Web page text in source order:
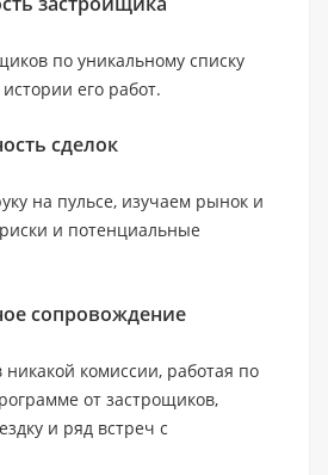
от 1 922 000 AED.
с 1 спальней и 2
922 000 AED.
покупка на этапе
передача объекта — II
по уникальному списку
его работ.
сделок
на пульсе, изучаем рынок и
и потенциальные
сопровождение
комиссии, работая по
от застрощиков,
и ряд встреч с